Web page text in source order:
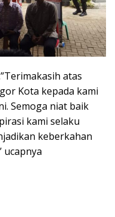
atas
Kota kepada kami
Semoga niat baik
kami selaku
keberkahan
ucapnya